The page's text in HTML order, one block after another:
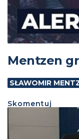
Mentzen
SŁAWOMIR
Skomentuj